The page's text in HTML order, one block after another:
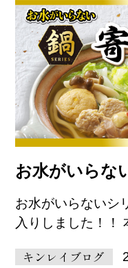
お水がいらな
お水がいらないシ
入りしました！！
キンレイブログ